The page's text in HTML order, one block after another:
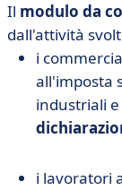
Il modulo da
dall'attività
i
all'imposta
industriali
i lavoratori